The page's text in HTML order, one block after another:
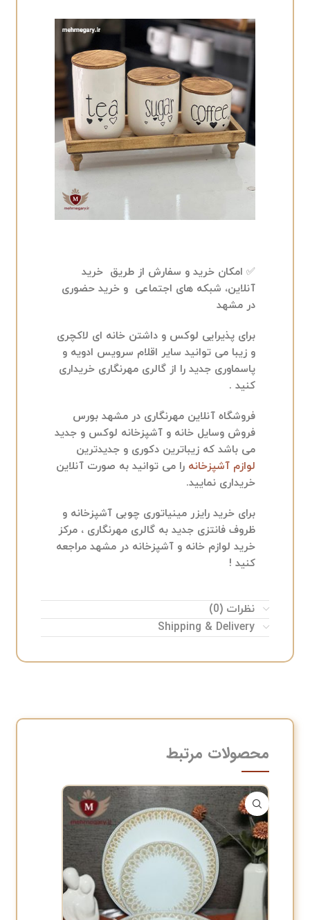
✅ امکان خرید و سفارش از طریق خرید
آنلاین، شبکه های اجتماعی و خرید حضوری
در مشهد
برای پذیرایی لوکس و داشتن خانه ای لاکچری
و زیبا می توانید سایر اقلام سرویس ادویه و
پاسماوری جدید را از گالری مهرنگاری خریداری
کنید .
فروشگاه آنلاین مهرنگاری در مشهد بورس
فروش وسایل خانه و آشپزخانه لوکس و جدید
می باشد که زیباترین دکوری و جدیدترین
لوازم آشپزخانه را می توانید به صورت آنلاین
خریداری نمایید.
برای خرید رایزر مینیاتوری چوبی آشپزخانه و
ظروف فانتزی جدید به گالری مهرنگاری ، مرکز
خرید لوازم خانه و آشپزخانه در مشهد مراجعه
کنید !
نظرات (0)
Shipping & Delivery
محصولات مرتبط